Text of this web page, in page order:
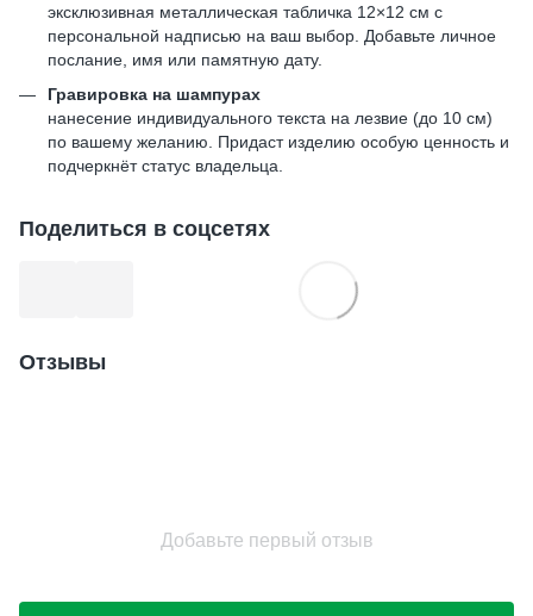
эксклюзивная металлическая табличка 12×12 см с
персональной надписью на ваш выбор. Добавьте личное
послание, имя или памятную дату.
Гравировка на шампурах
нанесение индивидуального текста на лезвие (до 10 см)
по вашему желанию. Придаст изделию особую ценность и
подчеркнёт статус владельца.
Поделиться в соцсетях
Отзывы
Добавьте первый отзыв